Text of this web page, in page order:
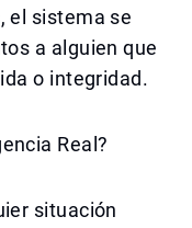
el sistema se
a alguien que
o integridad.
Real?
situación